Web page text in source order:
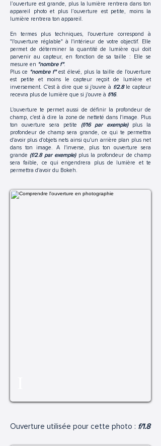
l’ouverture est grande, plus la lumière rentrera dans ton
appareil photo et plus l’ouverture est petite, moins la
lumière rentrera ton appareil.
En termes plus techniques, l'ouverture correspond à
"l'ouverture réglable" à l'intérieur de votre objectif. Elle
permet de déterminer la quantité de lumière qui doit
parvenir au capteur, en fonction de sa taille : Elle se
mesure en "nombre f".
Plus ce "nombre f"est élevé, plus la taille de l'ouverture
est petite et moins le capteur reçoit de lumière et
inversement. C'est à dire que si j'ouvre à f/2.8 le capteur
recevra plus de lumière que si j'ouvre à f/16.
L'ouverture te permet aussi de définir la profondeur de
champ, c'est à dire la zone de netteté dans l'image. Plus
ton ouverture sera petite
(f/16 par exemple) plus la
profondeur de champ sera grande, ce qui te permettra
d'avoir plus d'objets nets ainsi qu'un arrière plan plus net
dans ton image. A l'inverse, plus ton ouverture sera
grande (f/2.8 par exemple) plus la profondeur de champ
sera faible, ce qui engendrera plus de lumière et te
permettra d'avoir du Bokeh.
Ouverture utilisée pour cette photo : f/1.8